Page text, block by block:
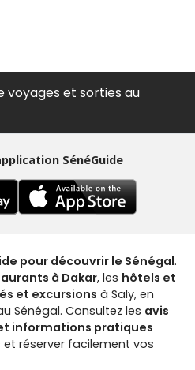
voyages et sorties au
SénéGuide
pour découvrir le Sénégal.
à Dakar, les hôtels et
et excursions à Saly, en
Sénégal. Consultez les avis
informations pratiques
réserver facilement vos